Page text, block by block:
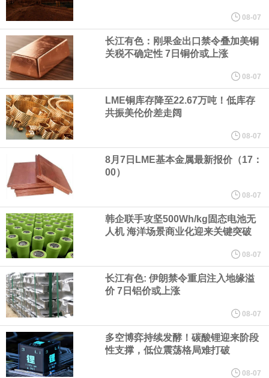
纽约期银日内涨4%，现报64.08美元/盎司。
宇树科技董事长、总经理兼首席技术官王兴兴在网上路演时表示，
经过多年研发创新和技术积累，公司逐步形成了包括一体化关节集
成技术、高紧凑度机器人身体集成技术、机器人激光雷达全自研核
心技术等多项已商业化应用的核心技术并已应用于公司的高性能通
用人形机器人、四足机器人等产品。
美国总统特朗普6日否认他对国防部长赫格塞思不满，称对赫格塞思
所做的工作“非常满意”。特朗普在社交媒体上发帖称，一些媒体有关
他与赫格塞思就弹药短缺问题发生冲突的报道是“完全没有根据的谣
言”，他对赫格塞思所做的工作“非常满意”。
纽约期银突破64美元/盎司，日内涨3.91%。
据报道，威刚近日在法说会上表示，在需求增加、价格走高及货源
稳定的三大有利因素带动下，预期第3季度营运将优于第2季度，并
08-07
长江有色：刚果金出口禁令叠加美铜
关税不确定性 7日铜价或上涨
08-07
LME铜库存降至22.67万吨！低库存
共振美伦价差走阔
08-07
8月7日LME基本金属最新报价（17：
00）
08-07
韩企联手攻坚500Wh/kg固态电池无
人机 海洋场景商业化迎来关键突破
08-07
长江有色: 伊朗禁令重启注入地缘溢
价 7日铝价或上涨
08-07
多空博弈持续发酵！碳酸锂迎来阶段
性支撑，低位震荡格局难打破
08-07